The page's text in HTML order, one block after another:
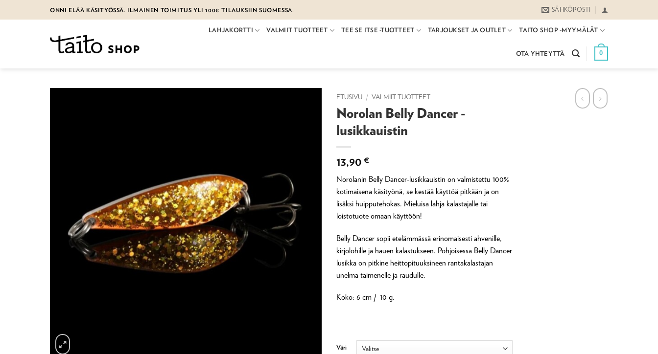
to
ONNI ELÄÄ KÄSITYÖSSÄ. ILMAINEN TOIMITUS YLI 100€ TILAUKSIIN SUOMESSA. SÄHKÖPOSTI
LAHJAKORTTI VALMIIT TUOTTEET TEE SE ITSE -TUOTTEET TARJOUKSET JA OUTLET TAITO SHOP -MYYMÄLÄT
OTA YHTEYTTÄ 0
ETUSIVU / VALMIIT TUOTTEET
Norolan Belly Dancer -
lusikkauistin
13,90 €
Norolanin Belly Dancer-lusikkauistin on valmistettu 100%
kotimaisena käsityönä, se kestää käyttöä pitkään ja on
lisäksi huipputehokas. Mieluisa lahja kalastajalle tai
loistotuote omaan käyttöön!
Belly Dancer sopii etelämmässä erinomaisesti ahvenille,
kirjolohille ja hauen kalastukseen. Pohjoisessa Belly Dancer
lusikka on pitkine heittopituuksineen rantakalastajan
unelma taimenelle ja raudulle.
Koko: 6 cm / 10 g.
Väri